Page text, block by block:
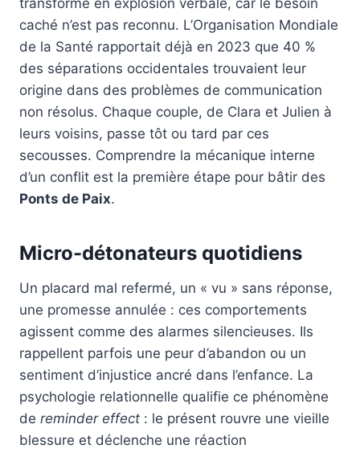
caché n’est pas reconnu. L’Organisation Mondiale
de la Santé rapportait déjà en 2023 que 40 %
des séparations occidentales trouvaient leur
origine dans des problèmes de communication
non résolus. Chaque couple, de Clara et Julien à
leurs voisins, passe tôt ou tard par ces
secousses. Comprendre la mécanique interne
d’un conflit est la première étape pour bâtir des
Ponts de Paix.
Micro-détonateurs quotidiens
Un placard mal refermé, un « vu » sans réponse,
une promesse annulée : ces comportements
agissent comme des alarmes silencieuses. Ils
rappellent parfois une peur d’abandon ou un
sentiment d’injustice ancré dans l’enfance. La
psychologie relationnelle qualifie ce phénomène
de reminder effect : le présent rouvre une vieille
blessure et déclenche une réaction